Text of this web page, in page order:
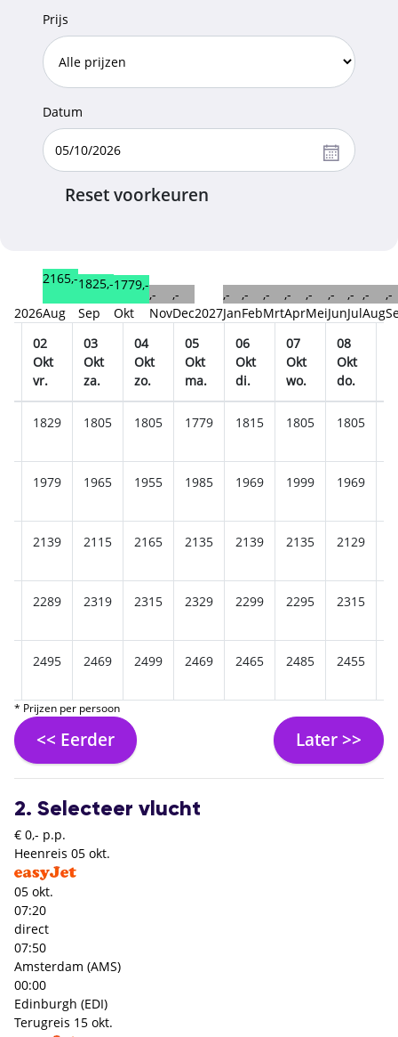
Prijs
Datum
Reset voorkeuren
2026
2165,-
Aug
1825,-
Sep
1779,-
Okt
,-
Nov
,-
Dec2027
,-
Jan
,-
Feb
,-
Mrt
,-
Apr
,-
Mei
,-
Jun
,-
Jul
,-
Aug
,-
02
Okt
vr.
03
Okt
za.
04
Okt
zo.
05
Okt
ma.
06
Okt
di.
07
Okt
wo.
08
Okt
do.
1829 1805 1805 1779 1815 1805 1805
1979 1965 1955 1985 1969 1999 1969
2139 2115 2165 2135 2139 2135 2129
2289 2319 2315 2329 2299 2295 2315
2495 2469 2499 2469 2465 2485 2455
* Prijzen per persoon
<< Eerder Later >>
2. Selecteer vlucht
€ 0,- p.p.
Heenreis 05 okt.
05 okt.
07:20
direct
07:50
Amsterdam (AMS)
00:00
Edinburgh (EDI)
Terugreis 15 okt.